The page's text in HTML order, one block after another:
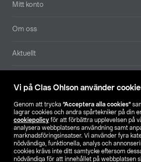
Vi på Clas Ohlson använder
Genom att trycka ”Acceptera alla cookies”
lagrar cookies och andra spårtekniker på din
cookiepolicy för att förbättra upplevelsen på
analysera webbplatsens användning samt
marknadsföringsinsatser. Vi använder fyra
nödvändiga, funktionella, analys och
cookies krävs inte ditt samtycke eftersom
nödvändiga för att innehållet på webbplatsen
Mitt konto
Om oss
Aktuellt
Hitta butik
SE NO FI